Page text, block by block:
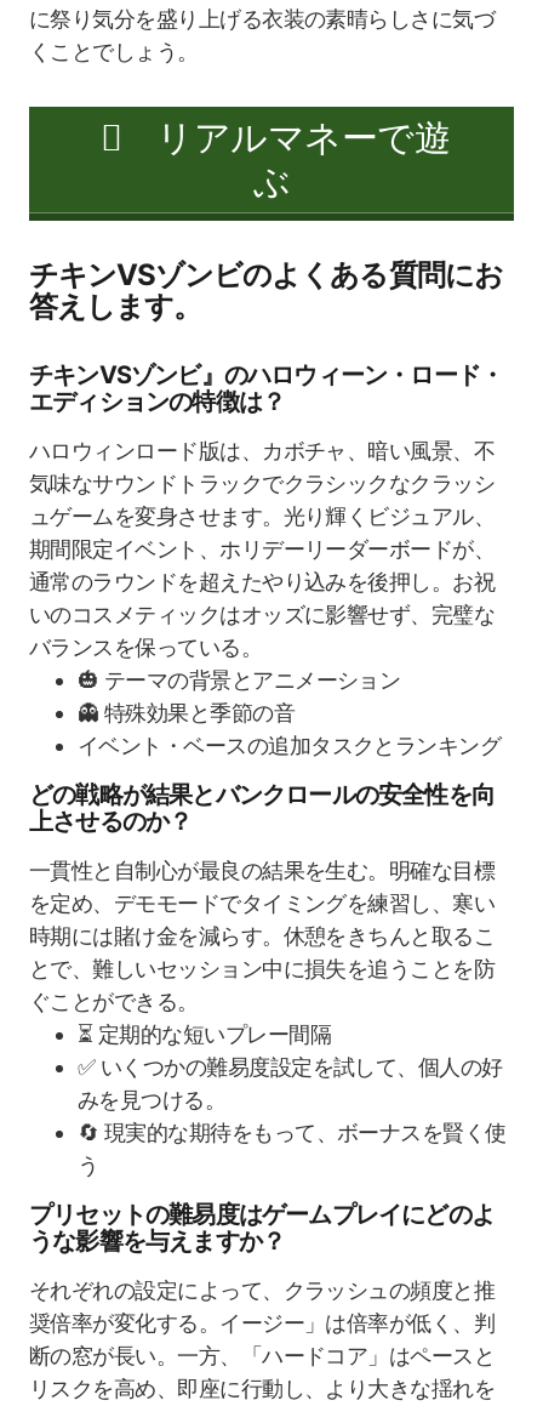
に祭り気分を盛り上げる衣装の素晴らしさに気づ
くことでしょう。
リアルマネーで遊
ぶ
チキンVSゾンビのよくある質問にお
答えします。
チキンVSゾンビ』のハロウィーン・ロード・
エディションの特徴は？
ハロウィンロード版は、カボチャ、暗い風景、不
気味なサウンドトラックでクラシックなクラッシ
ュゲームを変身させます。光り輝くビジュアル、
期間限定イベント、ホリデーリーダーボードが、
通常のラウンドを超えたやり込みを後押し。お祝
いのコスメティックはオッズに影響せず、完璧な
バランスを保っている。
🎃 テーマの背景とアニメーション
👻 特殊効果と季節の音
イベント・ベースの追加タスクとランキング
どの戦略が結果とバンクロールの安全性を向
上させるのか？
一貫性と自制心が最良の結果を生む。明確な目標
を定め、デモモードでタイミングを練習し、寒い
時期には賭け金を減らす。休憩をきちんと取るこ
とで、難しいセッション中に損失を追うことを防
ぐことができる。
⏳ 定期的な短いプレー間隔
✅ いくつかの難易度設定を試して、個人の好
みを見つける。
🔄 現実的な期待をもって、ボーナスを賢く使
う
プリセットの難易度はゲームプレイにどのよ
うな影響を与えますか？
それぞれの設定によって、クラッシュの頻度と推
奨倍率が変化する。イージー」は倍率が低く、判
断の窓が長い。一方、「ハードコア」はペースと
リスクを高め、即座に行動し、より大きな揺れを